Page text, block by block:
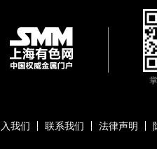
我们 联系我们 法律声明